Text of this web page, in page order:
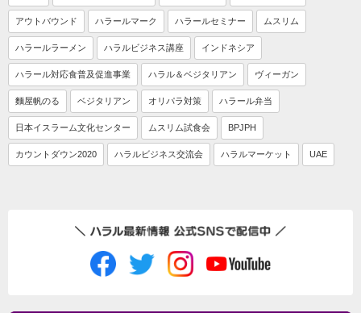
アウトバウンド ハラールマーク ハラールセミナー ムスリム
ハラールラーメン ハラルビジネス講座 インドネシア
ハラール対応食普及促進事業 ハラル＆ベジタリアン ヴィーガン
麵屋帆のる ベジタリアン オリパラ対策 ハラール弁当
日本イスラーム文化センター ムスリム試食会 BPJPH
カウントダウン2020 ハラルビジネス交流会 ハラルマーケット UAE